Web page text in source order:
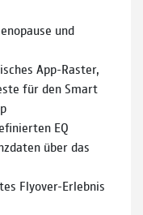
und
App-Raster,
für den Smart
EQ
über das
Flyover-Erlebnis